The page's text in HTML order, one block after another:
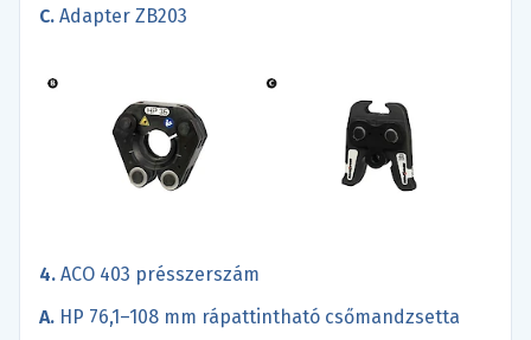
C. Adapter ZB203
4. ACO 403 présszerszám
A. HP 76,1–108 mm rápattintható csőmandzsetta